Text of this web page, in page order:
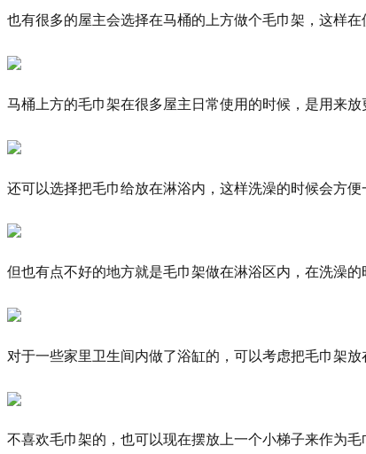
也有很多的屋主会选择在马桶的上方做个毛巾架，这样
马桶上方的毛巾架在很多屋主日常使用的时候，是用来
还可以选择把毛巾给放在淋浴内，这样洗澡的时候会方
但也有点不好的地方就是毛巾架做在淋浴区内，在洗澡
对于一些家里卫生间内做了浴缸的，可以考虑把毛巾架
不喜欢毛巾架的，也可以现在摆放上一个小梯子来作为